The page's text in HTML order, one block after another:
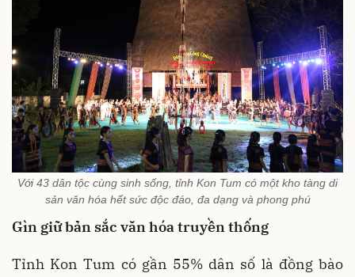
Với 43 dân tộc cùng sinh sống, tỉnh Kon Tum có một kho tàng di
sản văn hóa hết sức độc đáo, đa dạng và phong phú
Gìn giữ bản sắc văn hóa truyền thống
Tỉnh Kon Tum có gần 55% dân số là đồng bào